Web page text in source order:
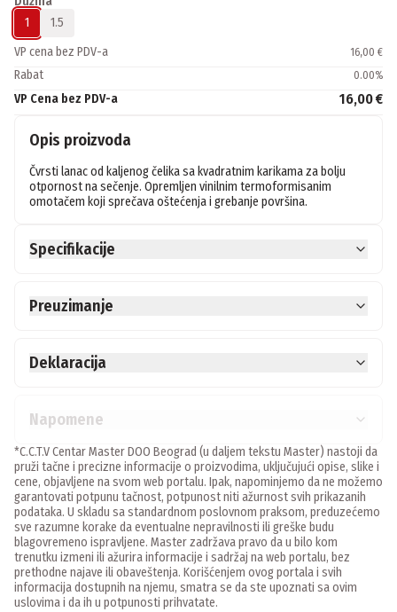
Kontakti
Newsletter
1
1.5
VP cena bez PDV-a
16,00 €
Rabat 0.00%
VP Cena bez PDV-a 16,00 €
Opis proizvoda
Čvrsti lanac od kaljenog čelika sa kvadratnim karikama za bolju
otpornost na sečenje. Opremljen vinilnim termoformisanim
omotačem koji sprečava oštećenja i grebanje površina.
Specifikacije
Preuzimanje
Deklaracija
Napomene
*C.C.T.V Centar Master DOO Beograd (u daljem tekstu Master) nastoji da
pruži tačne i precizne informacije o proizvodima, uključujući opise, slike i
cene, objavljene na svom web portalu. Ipak, napominjemo da ne možemo
garantovati potpunu tačnost, potpunost niti ažurnost svih prikazanih
podataka. U skladu sa standardnom poslovnom praksom, preduzećemo
sve razumne korake da eventualne nepravilnosti ili greške budu
blagovremeno ispravljene. Master zadržava pravo da u bilo kom
trenutku izmeni ili ažurira informacije i sadržaj na web portalu, bez
prethodne najave ili obaveštenja. Korišćenjem ovog portala i svih
informacija dostupnih na njemu, smatra se da ste upoznati sa ovim
uslovima i da ih u potpunosti prihvatate.